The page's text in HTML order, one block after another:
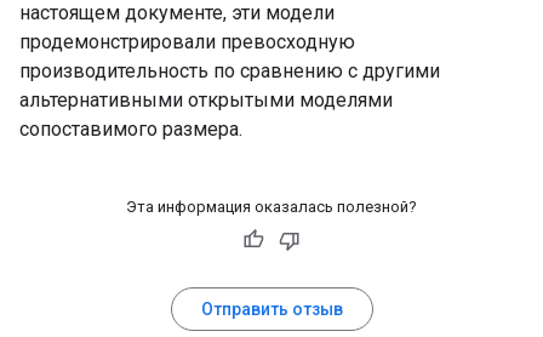
настоящем документе, эти модели
продемонстрировали превосходную
производительность по сравнению с другими
альтернативными открытыми моделями
сопоставимого размера.
Эта информация оказалась полезной?
Отправить отзыв